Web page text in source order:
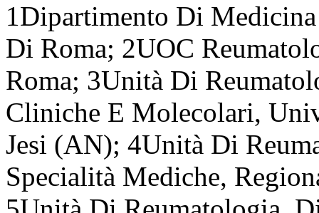
1Dipartimento Di
Di Roma; 2UOC
Roma; 3Unità Di
Cliniche E Molecolari,
Jesi (AN); 4Unità Di
Specialità Mediche,